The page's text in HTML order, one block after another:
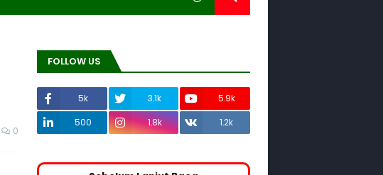
0
FOLLOW US
5k 3.1k
5.9k
500
1.8k 1.2k